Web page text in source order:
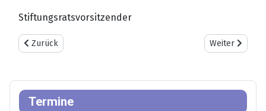
Stiftungsratsvorsitzender
Vorheriger Beitrag: 20. Bayreuther Gespräche
Zurück Nächster
Weiter
Termine